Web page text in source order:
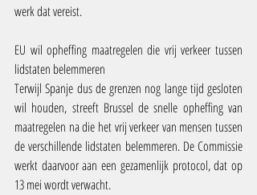
werk dat vereist.
EU wil opheffing maatregelen die vrij verkeer tussen
lidstaten belemmeren
Terwijl Spanje dus de grenzen nog lange tijd gesloten
wil houden, streeft Brussel de snelle opheffing van
maatregelen na die het vrij verkeer van mensen tussen
de verschillende lidstaten belemmeren. De Commissie
werkt daarvoor aan een gezamenlijk protocol, dat op
13 mei wordt verwacht.